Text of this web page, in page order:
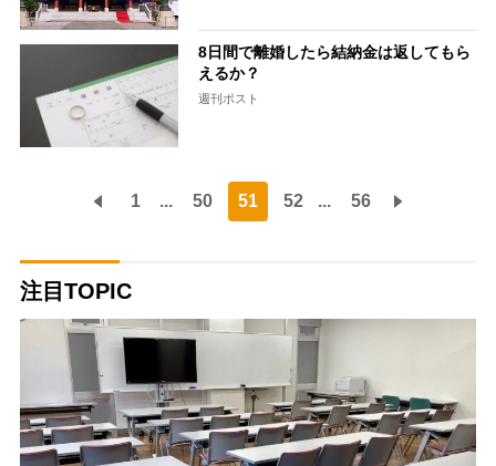
8日間で離婚したら結納金は返してもら
えるか？
週刊ポスト
1 ... 50 51 52 ... 56
注目TOPIC